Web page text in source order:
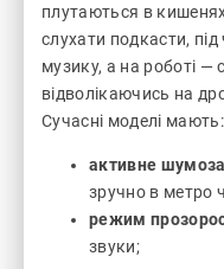
плутаються в
слухати подкасти,
музику, а на роботі —
відволікаючись на
Сучасні моделі мають:
активне
зручно в метро
режим
звуки;